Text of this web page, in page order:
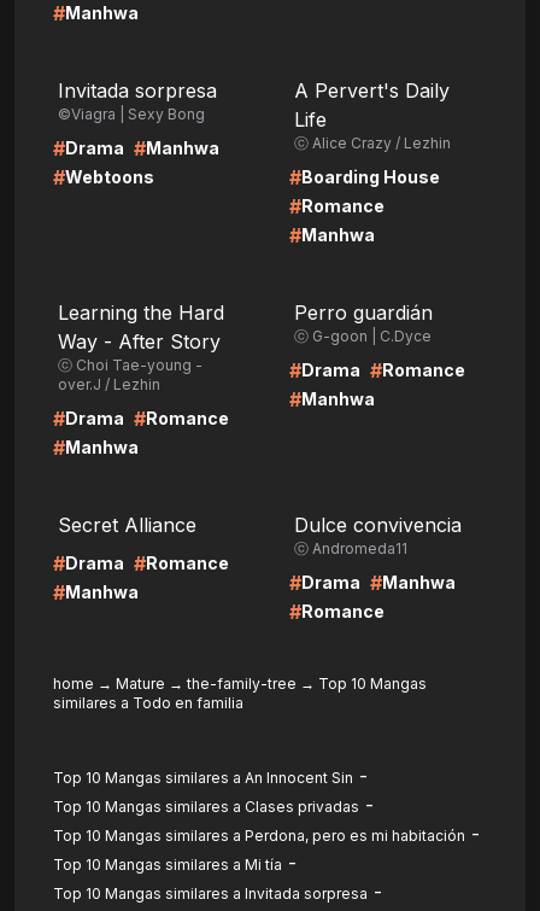
#Manhwa
Invitada sorpresa
©Viagra | Sexy Bong
#Drama #Manhwa
#Webtoons
A Pervert's Daily
Life
ⓒ Alice Crazy / Lezhin
#Boarding House
#Romance
#Manhwa
Learning the Hard
Way - After Story
ⓒ Choi Tae-young -
over.J / Lezhin
#Drama #Romance
#Manhwa
Perro guardián
ⓒ G-goon | C.Dyce
#Drama #Romance
#Manhwa
Secret Alliance
#Drama #Romance
#Manhwa
Dulce convivencia
ⓒ Andromeda11
#Drama #Manhwa
#Romance
home → Mature → the-family-tree → Top 10 Mangas
similares a Todo en familia
Top 10 Mangas similares a An Innocent Sin -
Top 10 Mangas similares a Clases privadas -
Top 10 Mangas similares a Perdona, pero es mi habitación -
Top 10 Mangas similares a Mi tía -
Top 10 Mangas similares a Invitada sorpresa -